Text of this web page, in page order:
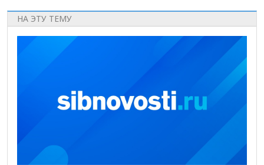
НА ЭТУ ТЕМУ